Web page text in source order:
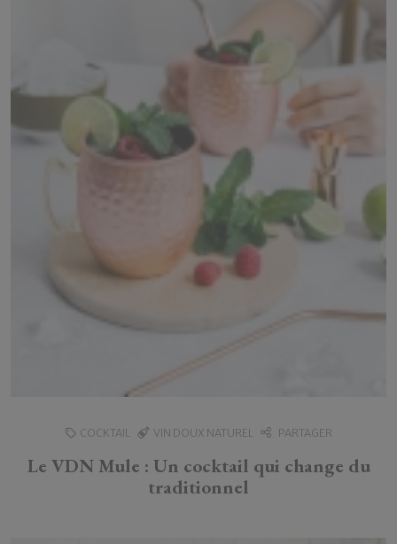
COCKTAIL VIN DOUX NATUREL PARTAGER
Le VDN Mule : Un cocktail qui change du
traditionnel